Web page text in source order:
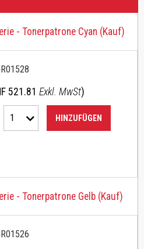
- Tonerpatrone Cyan (Kauf)
521.81 Exkl. MwSt)
1 HINZUFÜGEN
- Tonerpatrone Gelb (Kauf)